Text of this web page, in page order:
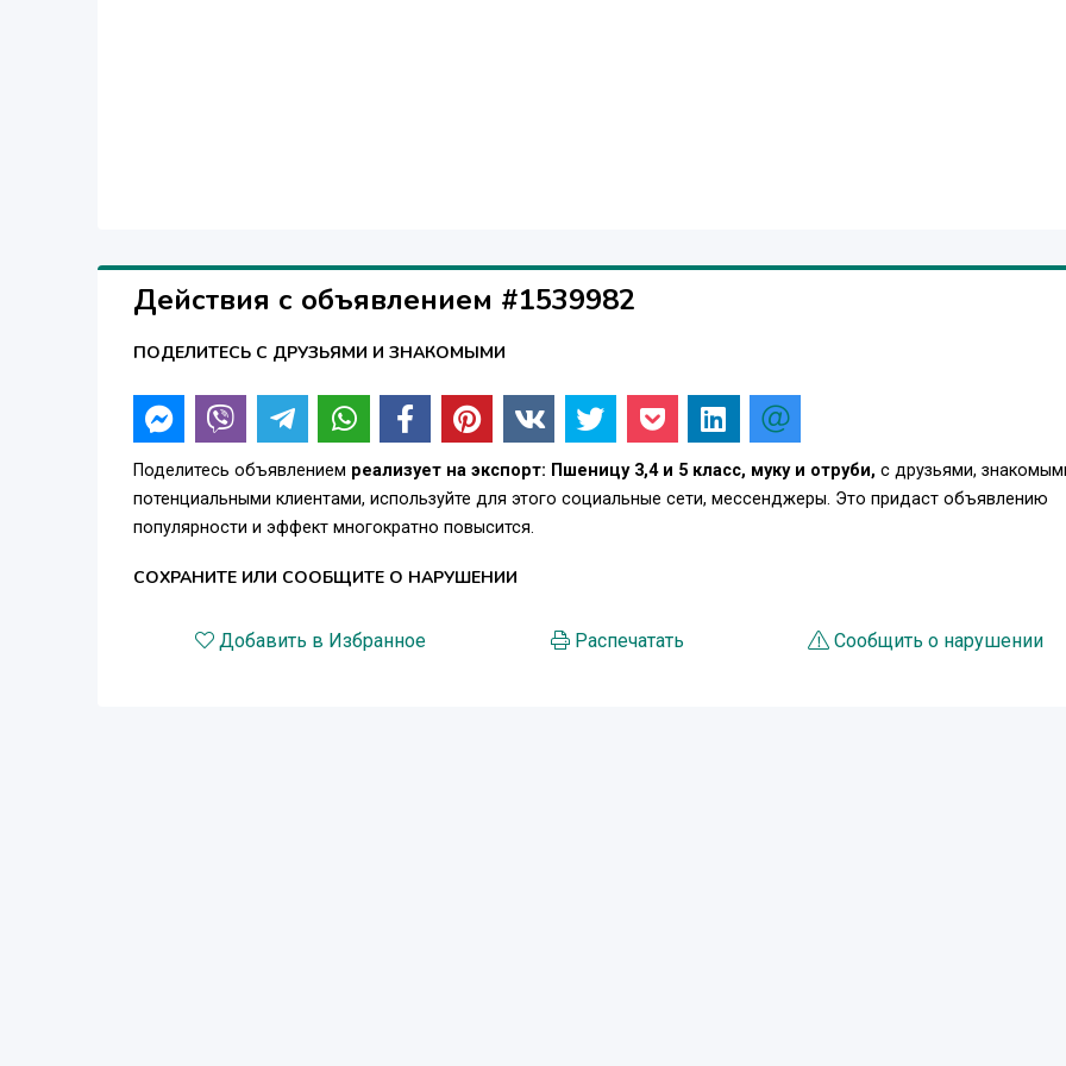
Действия с объявлением #1539982
ПОДЕЛИТЕСЬ С ДРУЗЬЯМИ И ЗНАКОМЫМИ
Поделитесь объявлением реализует на экспорт: Пшеницу 3,4 и 5 класс, муку и отруби, с друзьями,
потенциальными клиентами, используйте для этого социальные сети, мессенджеры. Это придаст объявлению
популярности и эффект многократно повысится.
СОХРАНИТЕ ИЛИ СООБЩИТЕ О НАРУШЕНИИ
Добавить в Избранное Распечатать Сообщить о нарушении